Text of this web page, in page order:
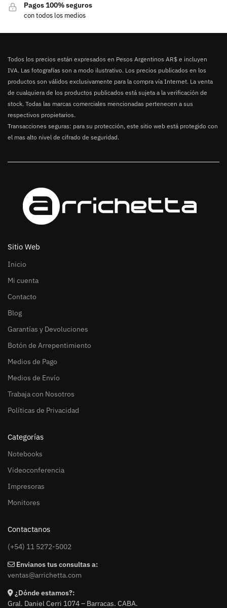
Pagos 100% seguros
con todos los medios
Todos los precios están expresados en Pesos Argentinos AR$ e incluyen
IVA. Las fotografías son a modo ilustrativo. Los precios publicados en los
productos son válidos exclusivamente para la compra vía Internet. La venta
de cualquiera de los productos publicados está sujeta a la verificación de
stock. Todas las marcas comerciales mencionadas pertenecen a sus
respectivos propietarios.
Transacciones seguras: para su protección, este sitio web está protegido con
el mas alto nivel de cifrado de seguridad.
Sitio Web
Inicio
Mi cuenta
Contacto
Blog
Garantías y Devoluciones
Botón de Arrepentimiento
Medios de Pago
Medios de Envío
Trabaja con Nosotros
Políticas de Privacidad
Categorías
Notebooks
Videoconferencia
Impresoras
Monitores
Contactanos
(+54) 11 5272-5002
Envianos tus consultas a:
ventas@arrichetta.com
¿Dónde estamos?:
Gral. Daniel Cerri 1074 – Barracas. CABA.